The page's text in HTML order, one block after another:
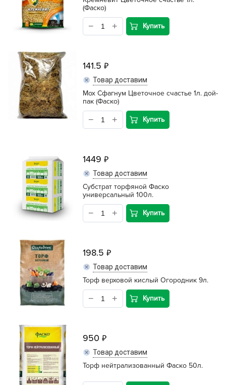
(Фаско)
Купить
141.5
Товар доставим
Мох Сфагнум Цветочное счастье 1л. дой-
пак (Фаско)
Купить
1449
Товар доставим
Субстрат торфяной Фаско
универсальный 100л.
Купить
198.5
Товар доставим
Торф верховой кислый Огородник 9л.
Купить
950
Товар доставим
Торф нейтрализованный Фаско 50л.